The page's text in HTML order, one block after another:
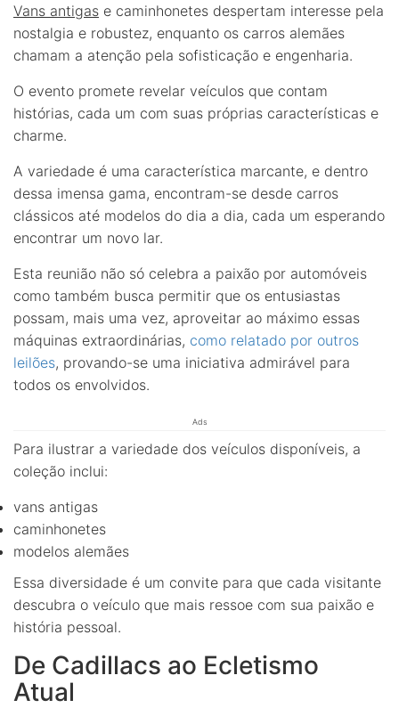
Vans antigas e caminhonetes despertam interesse pela
nostalgia e robustez, enquanto os carros alemães
chamam a atenção pela sofisticação e engenharia.
O evento promete revelar veículos que contam
histórias, cada um com suas próprias características e
charme.
A variedade é uma característica marcante, e dentro
dessa imensa gama, encontram-se desde carros
clássicos até modelos do dia a dia, cada um esperando
encontrar um novo lar.
Esta reunião não só celebra a paixão por automóveis
como também busca permitir que os entusiastas
possam, mais uma vez, aproveitar ao máximo essas
máquinas extraordinárias, como relatado por outros
leilões, provando-se uma iniciativa admirável para
todos os envolvidos.
Ads
Para ilustrar a variedade dos veículos disponíveis, a
coleção inclui:
vans antigas
caminhonetes
modelos alemães
Essa diversidade é um convite para que cada visitante
descubra o veículo que mais ressoe com sua paixão e
história pessoal.
De Cadillacs ao Ecletismo
Atual